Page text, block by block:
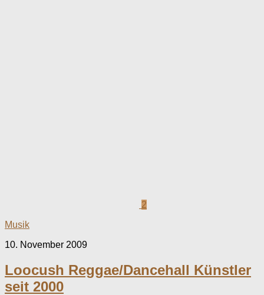
2
Musik
10. November 2009
Loocush Reggae/Dancehall Künstler
seit 2000